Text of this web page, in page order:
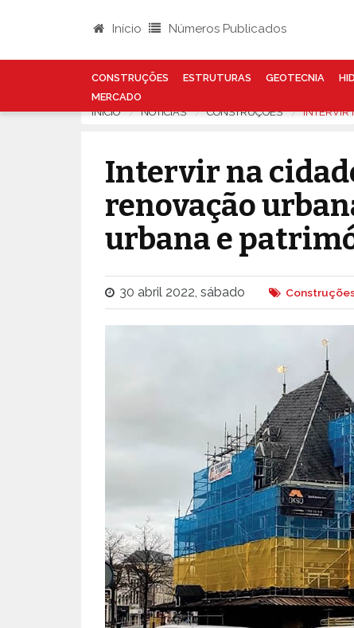
Início Números Publicados
CONSTRUÇÕES ESTRUTURAS GEOTECNIA
MERCADO
INÍCIO NOTÍCIAS CONSTRUÇÕES INTERVIR
Intervir na
renovação
urbana e
30 abril 2022, sábado